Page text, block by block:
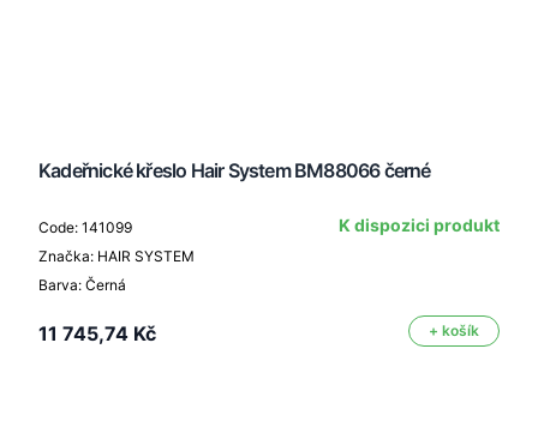
Kadeřnické křeslo Hair System BM88066 černé
Code: 141099
Značka: HAIR SYSTEM
Barva: Černá
K dispozici produkt
11 745,74 Kč + košík